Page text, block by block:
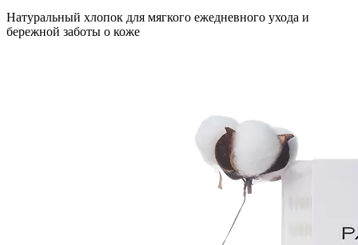
Натуральный хлопок для мягкого ежедневного ухода и
бережной заботы о коже